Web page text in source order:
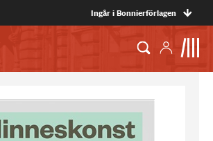
Ingår i Bonnierförlagen